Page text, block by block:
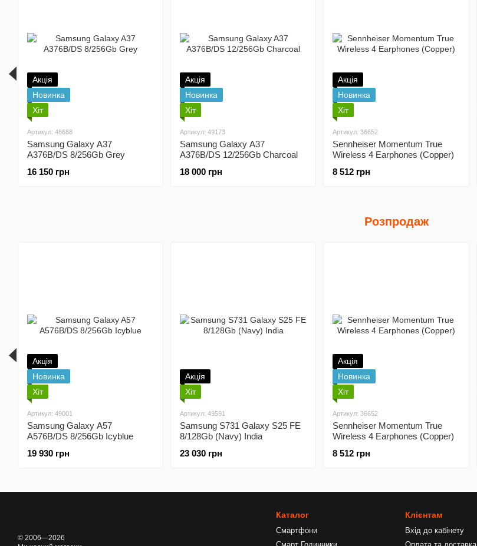
Акція
Новинка
Хіт
Артикул: 48688
Samsung Galaxy A37
A376B/DS 8/256Gb Grey
16 150 грн
Акція
Новинка
Хіт
Артикул: 49173
Samsung Galaxy A37
A376B/DS 12/256Gb Charcoal
18 000 грн
Акція
Новинка
Хіт
Артикул: 36652
Sennheiser Momentum True
Wireless 4 Earphones (Copper)
8 512 грн
Розпродаж
Акція
Новинка
Хіт
Артикул: 49001
Samsung Galaxy A57
A576B/DS 8/256Gb Icyblue
19 930 грн
Акція
Хіт
Артикул: 49591
Samsung S731 Galaxy S25 FE
8/128Gb (Navy) India
23 030 грн
Акція
Новинка
Хіт
Артикул: 36652
Sennheiser Momentum True
Wireless 4 Earphones (Copper)
8 512 грн
© 2006—2026
Каталог
Смартфони
Клієнтам
Вхід до кабінету